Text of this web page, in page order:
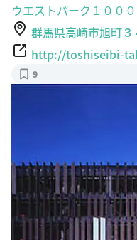
ウエストパーク１０００
群馬県高崎市旭町３
http://toshiseibi-
9